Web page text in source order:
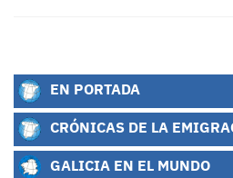
EN PORTADA
CRÓNICAS DE LA
GALICIA EN EL MUNDO